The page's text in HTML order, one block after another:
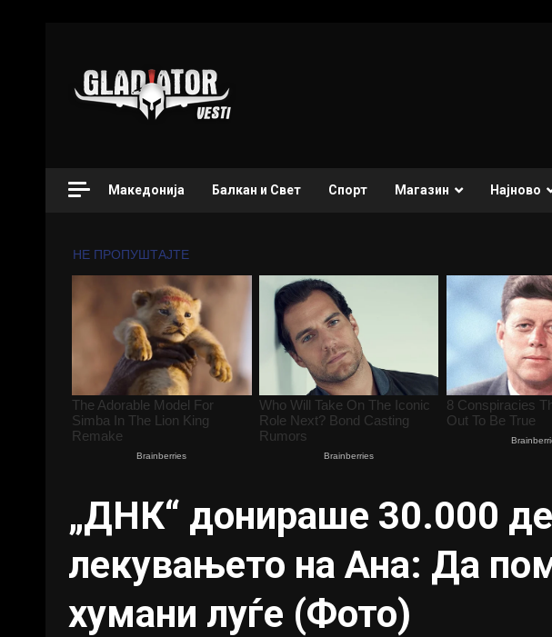
Македонија Балкан и Свет Спорт Магазин Најново
„ДНК“ донираше 30.000
лекувањето на Ана: Да
хумани луѓе (Фото)